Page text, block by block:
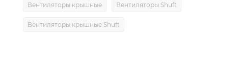
Вентиляторы крышные Вентиляторы Shuft
Вентиляторы крышные Shuft